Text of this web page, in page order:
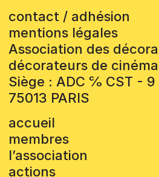
contact / adhésion
mentions légales
Association des
décorateurs de cinéma
Siège : ADC ℅ CST -
75013 PARIS
accueil
membres
l’association
actions